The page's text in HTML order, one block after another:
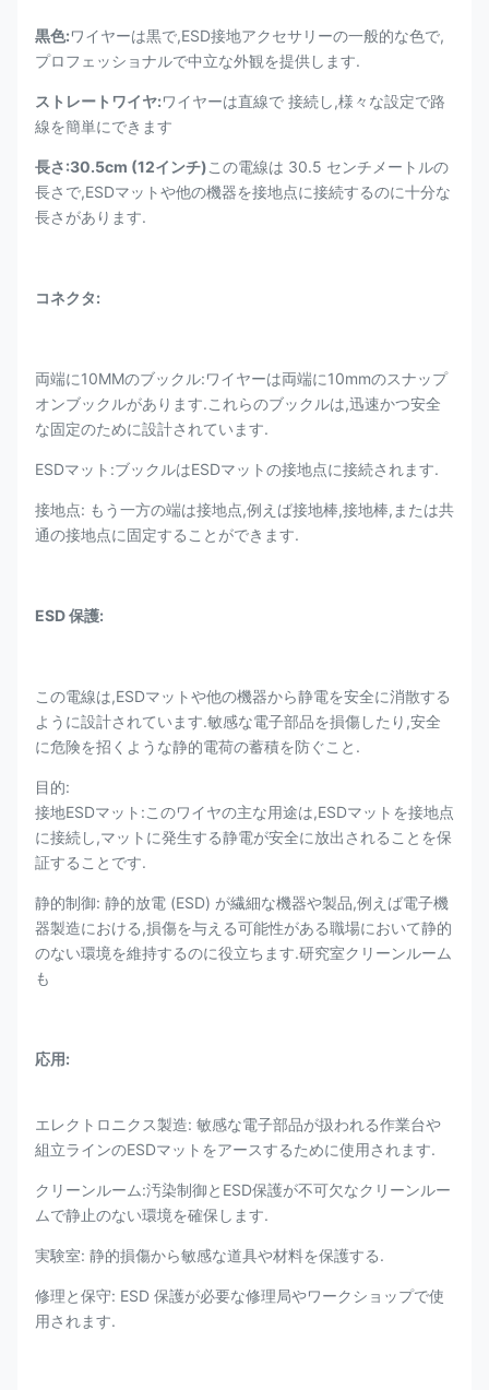
黒色:ワイヤーは黒で,ESD接地アクセサリーの一般的な色で,
プロフェッショナルで中立な外観を提供します.
ストレートワイヤ:ワイヤーは直線で 接続し,様々な設定で路
線を簡単にできます
長さ:30.5cm (12インチ)この電線は 30.5 センチメートルの
長さで,ESDマットや他の機器を接地点に接続するのに十分な
長さがあります.
コネクタ:
両端に10MMのブックル:ワイヤーは両端に10mmのスナップ
オンブックルがあります.これらのブックルは,迅速かつ安全
な固定のために設計されています.
ESDマット:ブックルはESDマットの接地点に接続されます.
接地点: もう一方の端は接地点,例えば接地棒,接地棒,または共
通の接地点に固定することができます.
ESD 保護:
この電線は,ESDマットや他の機器から静電を安全に消散する
ように設計されています.敏感な電子部品を損傷したり,安全
に危険を招くような静的電荷の蓄積を防ぐこと.
目的:
接地ESDマット:このワイヤの主な用途は,ESDマットを接地点
に接続し,マットに発生する静電が安全に放出されることを保
証することです.
静的制御: 静的放電 (ESD) が繊細な機器や製品,例えば電子機
器製造における,損傷を与える可能性がある職場において静的
のない環境を維持するのに役立ちます.研究室クリーンルーム
も
応用:
エレクトロニクス製造: 敏感な電子部品が扱われる作業台や
組立ラインのESDマットをアースするために使用されます.
クリーンルーム:汚染制御とESD保護が不可欠なクリーンルー
ムで静止のない環境を確保します.
実験室: 静的損傷から敏感な道具や材料を保護する.
修理と保守: ESD 保護が必要な修理局やワークショップで使
用されます.